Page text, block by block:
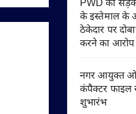
PWD की सड़क
के इस्तेमाल के
ठेकेदार पर
करने का आरोप
नगर आयुक्त
कंपैक्टर फाइल
शुभारंभ